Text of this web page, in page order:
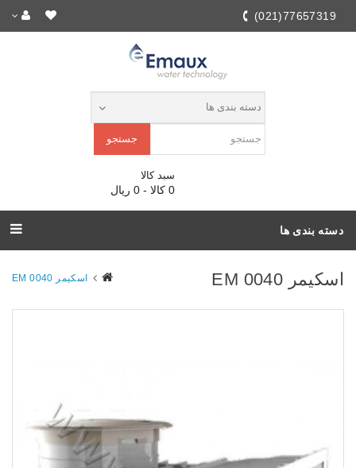
77657319(021)
جستجو
سبد کالا
0 کالا - 0 ریال
دسته بندی ها
اسکیمر EM 0040 اسکیمر EM 0040